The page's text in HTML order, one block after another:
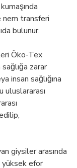
nem transferi
bulunur.
Öko-Tex
zarar
insan sağlığına
uluslararası
giysiler arasında
yüksek efor